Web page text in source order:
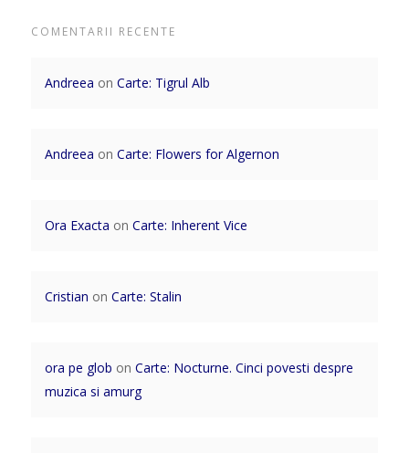
COMENTARII RECENTE
Andreea on Carte: Tigrul Alb
Andreea on Carte: Flowers for Algernon
Ora Exacta on Carte: Inherent Vice
Cristian on Carte: Stalin
ora pe glob on Carte: Nocturne. Cinci povesti despre
muzica si amurg